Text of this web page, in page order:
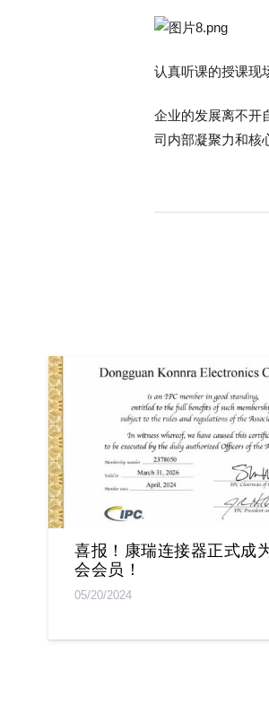
认真听课的授课现
企业的发展离不开
司内部凝聚力和核
喜报！康瑞连接器正式成
会会员！
05/20/2024